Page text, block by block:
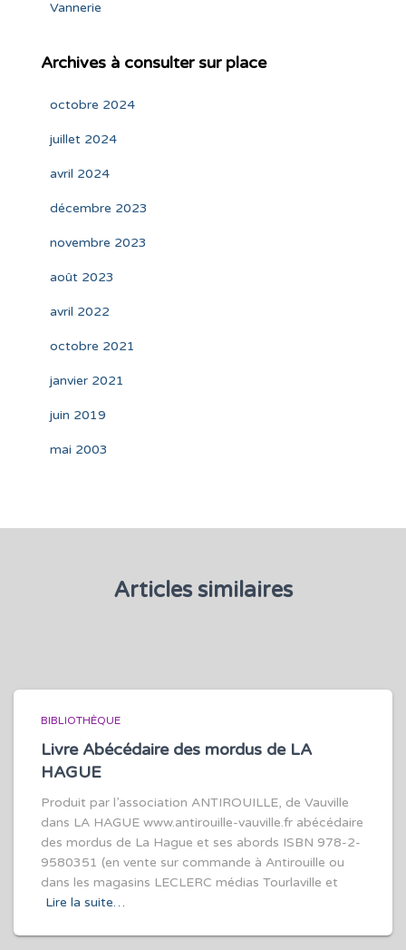
Vannerie
Archives à consulter sur place
octobre 2024
juillet 2024
avril 2024
décembre 2023
novembre 2023
août 2023
avril 2022
octobre 2021
janvier 2021
juin 2019
mai 2003
Articles similaires
BIBLIOTHÈQUE
Livre Abécédaire des mordus de LA
HAGUE
Produit par l’association ANTIROUILLE, de Vauville
dans LA HAGUE www.antirouille-vauville.fr abécédaire
des mordus de La Hague et ses abords ISBN 978-2-
9580351 (en vente sur commande à Antirouille ou
dans les magasins LECLERC médias Tourlaville et
Lire la suite…